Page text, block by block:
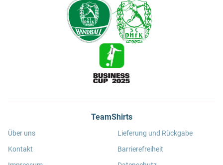
TeamShirts
Über uns
Kontakt
Lieferung und Rückgabe
Barrierefreiheit